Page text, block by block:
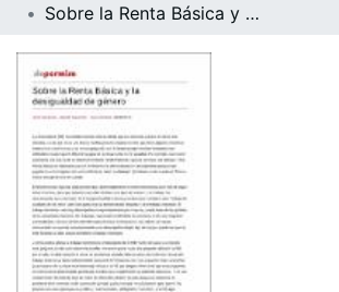
Sobre la Renta Básica y la desigualdad de género